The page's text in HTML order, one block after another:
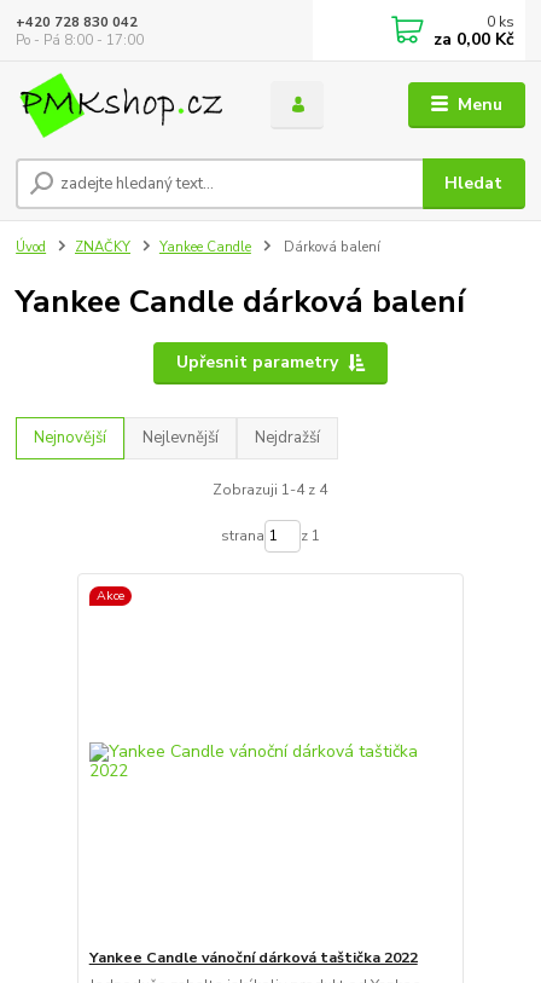
Menu
Hledat
+420 728 830 042
Po - Pá 8:00 - 17:00
0 ks
za 0,00 Kč
Úvod ZNAČKY Yankee Candle Dárková balení
Yankee Candle dárková balení
Upřesnit parametry
Nejnovější Nejlevnější Nejdražší
Zobrazuji 1-4 z 4
strana z 1
Akce
Yankee Candle vánoční dárková taštička 2022